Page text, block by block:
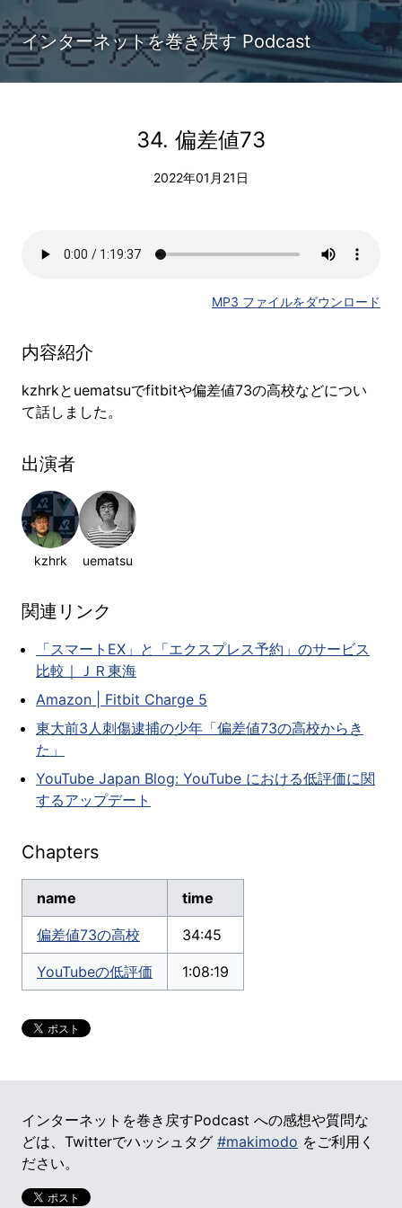
インターネットを巻き戻す Podcast
34. 偏差値73
2022年01月21日
MP3 ファイルをダウンロード
内容紹介
kzhrkとuematsuでfitbitや偏差値73の高校などについ
て話しました。
出演者
kzhrk uematsu
関連リンク
「スマートEX」と「エクスプレス予約」のサービス
比較｜ＪＲ東海
Amazon | Fitbit Charge 5
東大前3人刺傷逮捕の少年「偏差値73の高校からき
た」
YouTube Japan Blog: YouTube における低評価に関
するアップデート
Chapters
name time
偏差値73の高校 34:45
YouTubeの低評価 1:08:19
インターネットを巻き戻すPodcast への感想や質問な
どは、Twitterでハッシュタグ #makimodo をご利用く
ださい。